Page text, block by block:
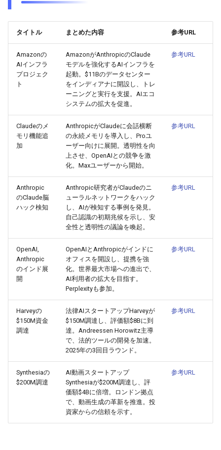
2026-03-31
2026-03-30
2026-03-29
2026-03-28
2026-03-27
2026-03-26
2026-03-25
2026-03-24
2026-03-23
2026-03-22
2026-03-20
2026-03-19
2026-03-18
2026-03-17
2026-03-16
2025-09-11
2025-09-10
2025-09-09
2025-09-08
2025-09-07
2025-09-06
2025-09-05
2025-09-04
2025-09-03
2025-09-02
2025-08-31
2025-08-30
2025-08-29
2025-08-28
2025-08-27
2026-04-02
2026-04-01
2026-03-31
2026-03-30
2026-03-28
2026-03-27
2026-03-26
2026-03-25
2026-03-23
2026-03-22
2026-03-20
2026-03-18
2026-03-28
2026-03-27
2026-03-26
2026-03-25
2026-03-24
2026-03-23
2026-03-22
2026-03-21
2026-03-20
2026-03-19
2026-03-17
2026-03-16
2026-03-15
2026-03-14
2026-03-13
2025-09-15
2026-03-27
2026-03-26
2026-03-25
2026-03-24
2026-03-23
2026-03-22
2026-03-21
2026-03-20
2026-03-19
2026-03-18
2026-03-16
2026-03-15
2026-03-14
2026-03-13
2026-03-12
タイトル まとめた内容 参考URL
Amazonの
AIインフラ
プロジェク
ト
AmazonがAnthropicのClaude
モデルを強化するAIインフラを
起動。$11Bのデータセンター
をインディアナに開設し、トレ
ーニングと実行を支援。AIエコ
システムの拡大を促進。
参考URL
Claudeのメ
モリ機能追
加
AnthropicがClaudeに会話横断
の永続メモリを導入し、Proユ
ーザー向けに展開。透明性を向
上させ、OpenAIとの競争を激
化。Maxユーザーから開始。
参考URL
Anthropic
のClaude脳
ハック検知
Anthropic研究者がClaudeのニ
ューラルネットワークをハック
し、AIが検知する事例を発見。
自己認識の初期兆候を示し、安
全性と透明性の議論を喚起。
参考URL
OpenAI,
Anthropic
のインド展
開
OpenAIとAnthropicがインドに
オフィスを開設し、提携を強
化。世界最大市場への進出で、
AI利用者の拡大を目指す。
Perplexityも参加。
参考URL
Harveyの
$150M資金
調達
法律AIスタートアップHarveyが
$150M調達し、評価額$8Bに到
達。Andreessen Horowitz主導
で、法的ツールの開発を加速。
2025年の3回目ラウンド。
参考URL
Synthesiaの
$200M調達
AI動画スタートアップ
Synthesiaが$200M調達し、評
価額$4Bに倍増。ロンドン拠点
で、動画生成の革新を推進。投
資家からの信頼を示す。
参考URL